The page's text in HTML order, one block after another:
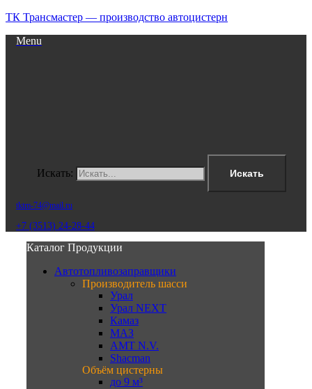
ТК Трансмастер — производство автоцистерн
Menu
Искать: Искать
tktm-74@mail.ru
+7 (3513) 24-28-44
Каталог Продукции
Автотопливозаправщики
Производитель шасси
Урал
Урал NEXT
Камаз
МАЗ
AMT N.V.
Shacman
Объём цистерны
до 9 м³